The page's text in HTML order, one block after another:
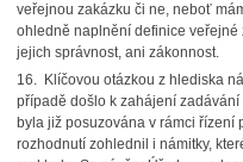
veřejnou zakázku či ne, neboť
ohledně naplnění definice
jejich správnost, ani zákonnost.
16. Klíčovou otázkou z hlediska
případě došlo k zahájení
byla již posuzována v rámci řízení
rozhodnutí zohlednil i námitky,